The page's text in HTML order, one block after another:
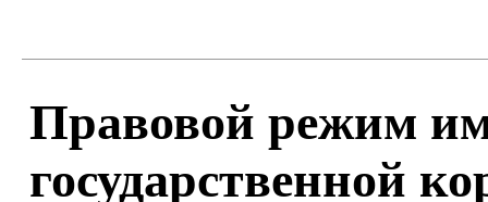
Правовой режим
государственной